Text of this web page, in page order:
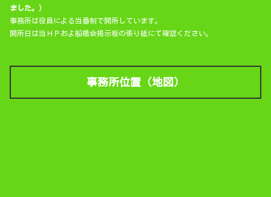
ました。）
事務所は役員による当番制で開所しています。
開所日は当ＨＰおよ船橋会掲示板の張り紙にて確認ください。
事務所位置（地図）